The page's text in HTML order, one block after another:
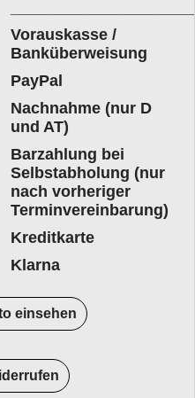
Vorauskasse /
Banküberweisung
PayPal
Nachnahme (nur D
und AT)
Barzahlung bei
Selbstabholung (nur
nach vorheriger
Terminvereinbarung)
Kreditkarte
Klarna
einsehen